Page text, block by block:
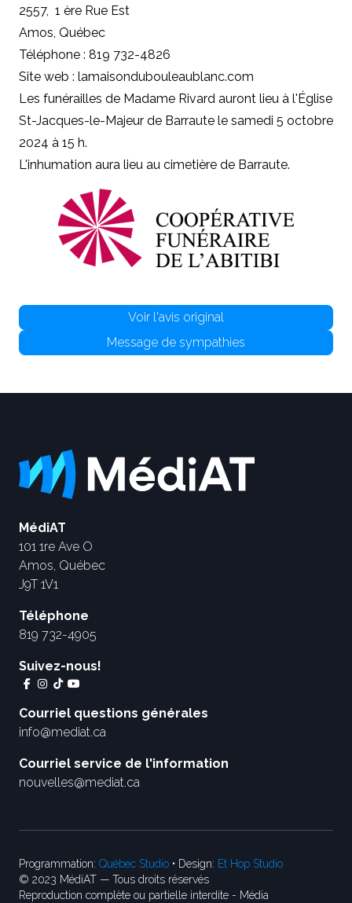
2557, 1 ère Rue Est
Amos, Québec
Téléphone : 819 732-4826
Site web : lamaisondubouleaublanc.com
Les funérailles de Madame Rivard auront lieu à l'Église
St-Jacques-le-Majeur de Barraute le samedi 5 octobre
2024 à 15 h.
L'inhumation aura lieu au cimetière de Barraute.
Voir l'avis original
Message de sympathies
MédiAT
101 1re Ave O
Amos, Québec
J9T 1V1
Téléphone
819 732-4905
Suivez-nous!
Courriel questions générales
info@mediat.ca
Courriel service de l'information
nouvelles@mediat.ca
Programmation: Québec Studio • Design: Et Hop Studio
© 2023 MédiAT — Tous droits réservés
Reproduction complète ou partielle interdite - Média